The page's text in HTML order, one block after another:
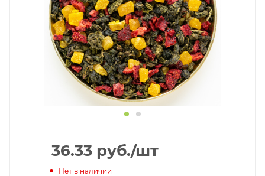
36.33 руб./шт
Нет в наличии